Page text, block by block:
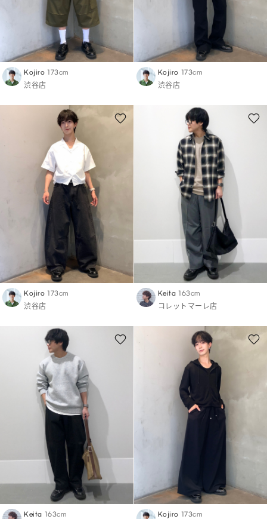
Kojiro 173cm
渋谷店
Kojiro 173cm
渋谷店
Kojiro 173cm
渋谷店
Keita 163cm
コレットマーレ店
Keita 163cm Kojiro 173cm